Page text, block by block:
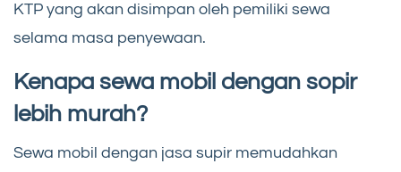
KTP yang akan disimpan oleh pemiliki sewa
selama masa penyewaan.
Kenapa sewa mobil dengan sopir
lebih murah?
Sewa mobil dengan jasa supir memudahkan